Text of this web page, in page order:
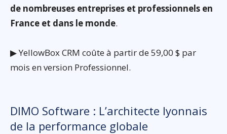
de nombreuses entreprises et professionnels en
France et dans le monde.
▶ YellowBox CRM coûte à partir de 59,00 $ par
mois en version Professionnel.
DIMO Software : L’architecte lyonnais
de la performance globale